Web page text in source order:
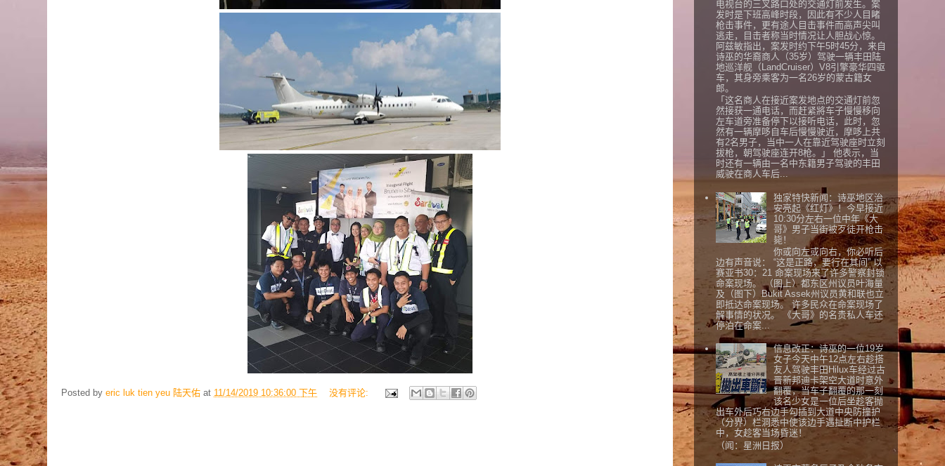
Posted by eric luk tien yeu 陆天佑 at 11/14/2019 10:36:00 下午 没有评论:
电视台的三叉路口处的交通灯前发生。案
发时是下班高峰时段，因此有不少人目睹
枪击事件，更有途人目击事件而高声尖叫
逃走，目击者称当时情况让人胆战心惊。
阿兹敏指出，案发时约下午5时45分，来自
诗巫的华裔商人（35岁）驾驶一辆丰田陆
地巡洋舰（LandCruiser）V8引擎豪华四驱
车，其身旁乘客为一名26岁的蒙古籍女
郎。
「这名商人在接近案发地点的交通灯前忽
然接获一通电话，而赶紧將车子慢慢移向
左车道旁准备停下以接听电话，此时，忽
然有一辆摩哆自车后慢慢驶近，摩哆上共
有2名男子，当中一人在靠近驾驶座时立刻
拔枪，朝驾驶座连开8枪。」 他表示，当
时还有一辆由一名中东籍男子驾驶的丰田
威驶在商人车后...
独家特快新闻：诗巫地区治
安亮起《红灯》！今早接近
10:30分左右一位中年《大
哥》男子当街被歹徒开枪击
毙！
你或向左或向右，你必听后
边有声音说： “这是正路，要行在其间” 以
赛亚书30：21 命案现场来了许多警察封锁
命案现场。 （图上）都东区州议员叶海量
及（图下）Bukit Assek州议员黄和联也立
即抵达命案现场。 许多民众在命案现场了
解事情的状况。 《大哥》的名贵私人车还
停泊在命案...
信息改正：诗巫的一位19岁
女子今天中午12点左右趁搭
友人驾驶丰田Hilux车经过古
晋新邦迪卡架空大道时意外
翻覆，当车子翻覆的那一刻
该名少女是一位后坐趁客抛
出车外后巧右边手勾插到大道中央防撞护
（分界）栏洞悉中使该边手遇扯断中护栏
中，女趁客当场昏迷！
（闻：星洲日报）